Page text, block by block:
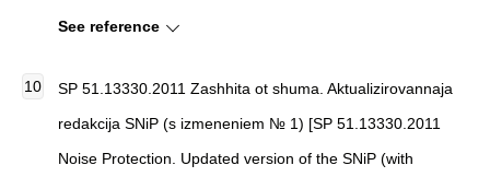
See reference
SP 51.13330.2011 Zashhita ot shuma. Aktualizirovannaja
redakcija SNiP (s izmeneniem № 1) [SP 51.13330.2011
Noise Protection. Updated version of the SNiP (with